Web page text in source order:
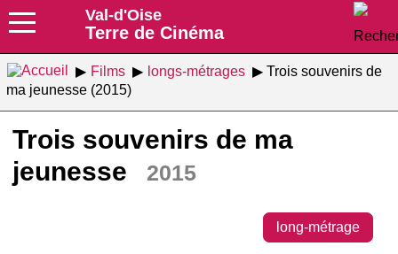
Val-d'Oise
Terre de Cinéma
Films longs-métrages
Trois souvenirs de
ma jeunesse (2015)
Trois souvenirs de ma
jeunesse
2015
long-métrage